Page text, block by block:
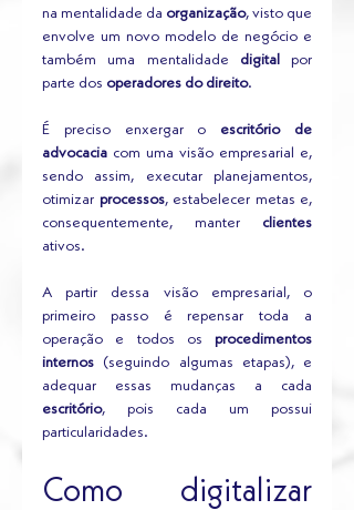
na mentalidade da organização, visto que
envolve um novo modelo de negócio e
também uma mentalidade digital por
parte dos operadores do direito.
É preciso enxergar o escritório de
advocacia com uma visão empresarial e,
sendo assim, executar planejamentos,
otimizar processos, estabelecer metas e,
consequentemente, manter clientes
ativos.
A partir dessa visão empresarial, o
primeiro passo é repensar toda a
operação e todos os procedimentos
internos (seguindo algumas etapas), e
escritório, pois cada um possui
particularidades.
Como digitalizar